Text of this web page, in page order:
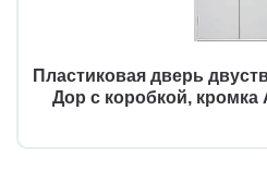
Пластиковая дверь
Дор с коробкой, кромка